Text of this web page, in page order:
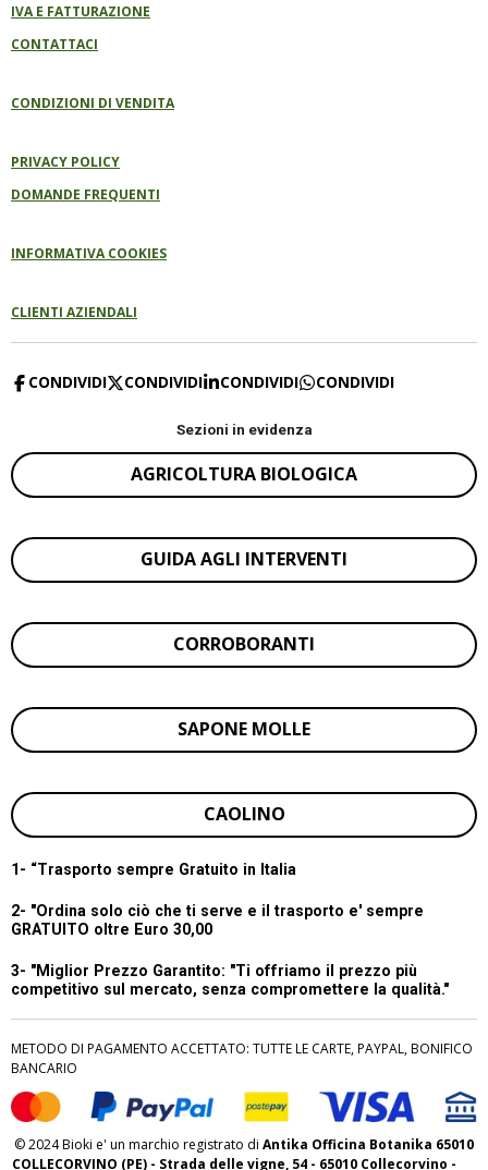
IVA E FATTURAZIONE
CONTATTACI
CONDIZIONI DI VENDITA
PRIVACY POLICY
DOMANDE FREQUENTI
INFORMATIVA COOKIES
CLIENTI AZIENDALI
CONDIVIDI CONDIVIDI CONDIVIDI CONDIVIDI
Sezioni in evidenza
AGRICOLTURA BIOLOGICA
GUIDA AGLI INTERVENTI
CORROBORANTI
SAPONE MOLLE
CAOLINO
1- “Trasporto sempre Gratuito in Italia
2- "Ordina solo ciò che ti serve e il trasporto e' sempre
GRATUITO oltre Euro 30,00
3- "Miglior Prezzo Garantito: "Ti offriamo il prezzo più
competitivo sul mercato, senza compromettere la qualità."
METODO DI PAGAMENTO ACCETTATO: TUTTE LE CARTE, PAYPAL, BONIFICO
BANCARIO
© 2024 Bioki e' un marchio registrato di Antika Officina Botanika 65010
COLLECORVINO (PE) - Strada delle vigne, 54 - 65010 Collecorvino -